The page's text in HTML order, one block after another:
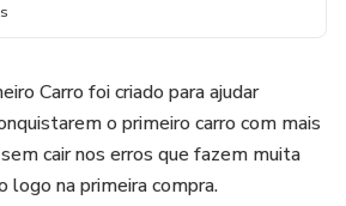
Carro foi criado para ajudar
o primeiro carro com mais
cair nos erros que fazem muita
logo na primeira compra.